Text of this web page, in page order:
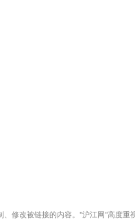
修改被链接的内容。"沪江网"高度